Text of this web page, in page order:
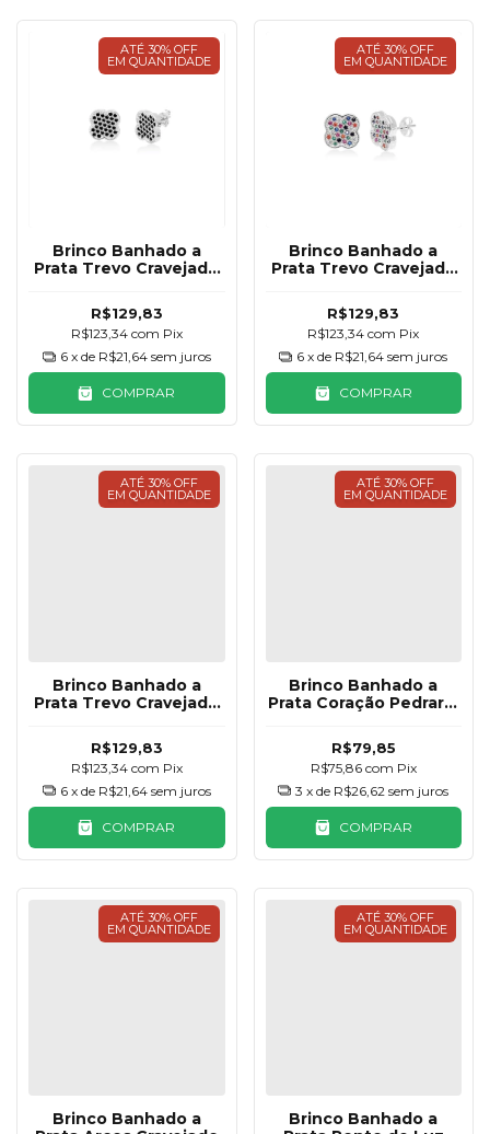
ATÉ 30% OFF
EM QUANTIDADE
Brinco Banhado a
Prata Trevo Cravejado
R$129,83
R$123,34 com Pix
6 x de R$21,64 sem juros
COMPRAR
ATÉ 30% OFF
EM QUANTIDADE
Brinco Banhado a
Prata Trevo Cravejado
R$129,83
R$123,34com Pix
6 x de R$21,64 sem juros
COMPRAR
ATÉ 30% OFF
EM QUANTIDADE
Brinco Banhado a
Prata Trevo Cravejado
R$129,83
R$123,34 com Pix
6 x de R$21,64 sem juros
COMPRAR
ATÉ 30% OFF
EM QUANTIDADE
Brinco Banhado a
Prata Coração Pedraria
R$79,85
R$75,86 com Pix
3 x de R$26,62 sem juros
COMPRAR
ATÉ 30% OFF
EM QUANTIDADE
Brinco Banhado a
ATÉ 30% OFF
EM QUANTIDADE
Brinco Banhado a